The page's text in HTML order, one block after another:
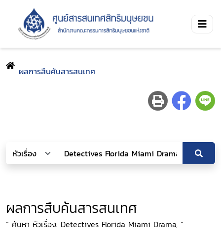
ผลการสืบค้นสารสนเทศ
ผลการสืบค้นสารสนเทศ
“ ค้นหา หัวเรื่อง: Detectives Florida Miami Drama, ”